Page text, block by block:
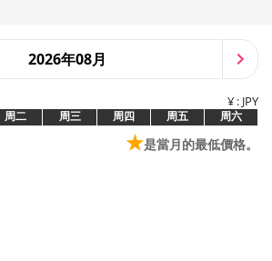
2026年08月
¥ : JPY
周二 周三 周四 周五 周六
★是當月的最低價格。